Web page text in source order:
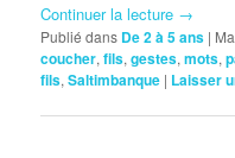
Continuer la lecture →
Publié dans De 2 à 5 ans |
coucher,fils,gestes,mots,
fils,Saltimbanque | Laisser